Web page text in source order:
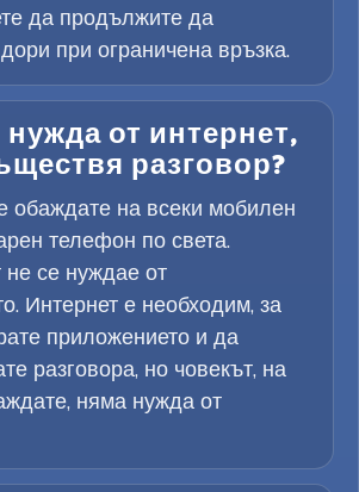
да продължите да
при ограничена връзка.
от интернет,
разговор?
обаждате на всеки мобилен
телефон по света.
не се нуждае от
Интернет е необходим, за
приложението и да
разговора, но човекът, на
няма нужда от